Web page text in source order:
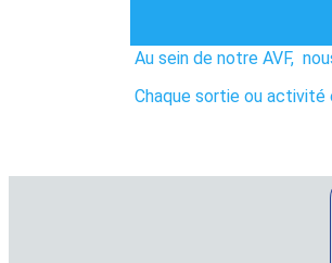
Au sein de notre AVF,
Chaque sortie ou